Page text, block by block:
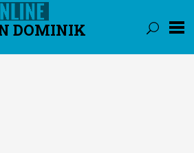
DOMINIK